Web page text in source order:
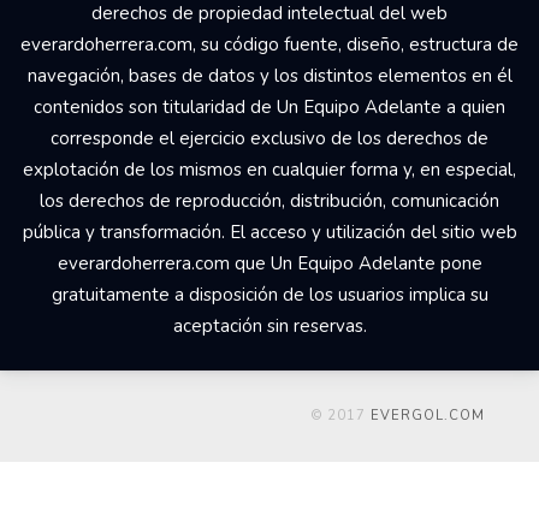
derechos de propiedad intelectual del web
everardoherrera.com, su código fuente, diseño, estructura de
navegación, bases de datos y los distintos elementos en él
contenidos son titularidad de Un Equipo Adelante a quien
corresponde el ejercicio exclusivo de los derechos de
explotación de los mismos en cualquier forma y, en especial,
los derechos de reproducción, distribución, comunicación
pública y transformación. El acceso y utilización del sitio web
everardoherrera.com que Un Equipo Adelante pone
gratuitamente a disposición de los usuarios implica su
aceptación sin reservas.
© 2017 EVERGOL.COM